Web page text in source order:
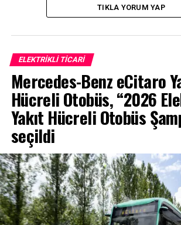
Bu kapsamda karma filolardaki akıllı
yazılımları, şarj yönetim yazılımını,
hizmetlerle kusursuz bir şekilde de
TIKLA YORUM YAP
ELEKTRIKLI TICARI
Mercedes-Benz eCitaro
Hücreli Otobüs, “2026
Yakıt Hücreli Otobüs
seçildi